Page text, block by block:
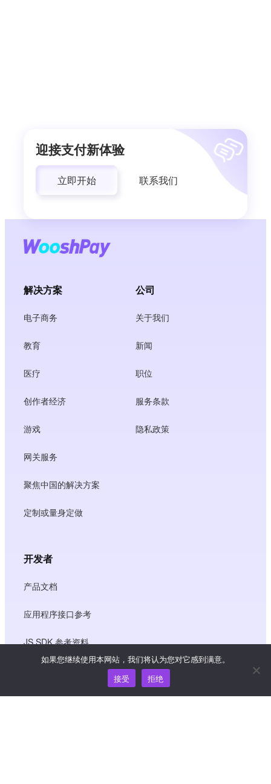
迎接支付新体验
立即开始 联系我们
解决方案
电子商务
教育
医疗
创作者经济
游戏
网关服务
聚焦中国的解决方案
定制或量身定做
公司
关于我们
新闻
职位
服务条款
隐私政策
开发者
产品文档
应用程序接口参考
JS SDK 参考资料
如果您继续使用本网站，我们将认为您对它感到满意。
接受
拒绝